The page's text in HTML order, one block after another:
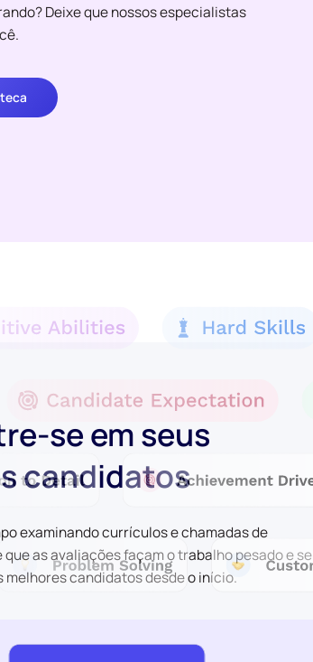
Deixe que nossos especialistas
se em seus
candidatos
examinando currículos e chamadas de
as avaliações façam o trabalho pesado e se
melhores candidatos desde o início.